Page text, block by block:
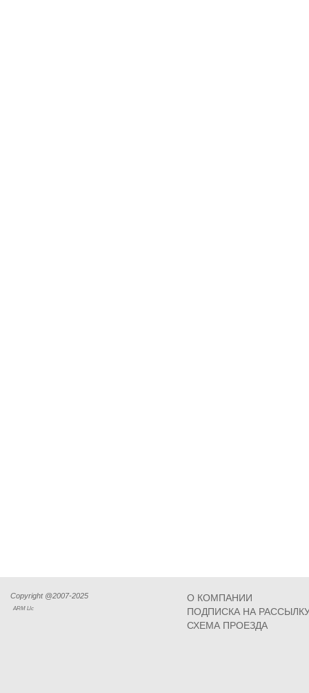
Copyright @2007-2025
ARM Llc
О КОМПАНИИ
ПОДПИСКА НА
СХЕМА ПРОЕЗДА